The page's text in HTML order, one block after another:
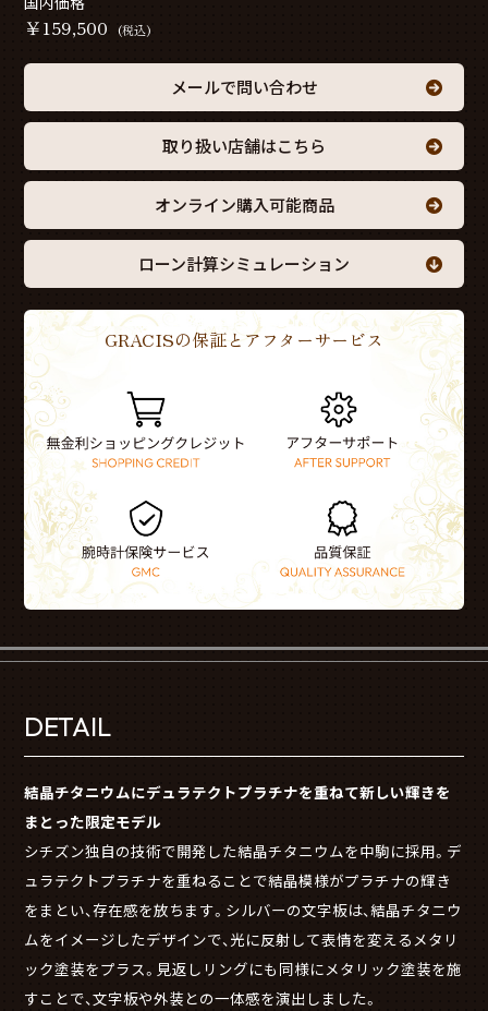
￥159,500 (税込)
メールで問い合わせ
取り扱い店舗はこちら
オンライン購入可能商品
ローン計算シミュレーション
GRACISの保証とアフターサービス
DETAIL
結晶チタニウムにデュラテクトプラチナを重ねて新しい輝きを
まとった限定モデル
シチズン独自の技術で開発した結晶チタニウムを中駒に採用。デ
ュラテクトプラチナを重ねることで結晶模様がプラチナの輝き
をまとい、存在感を放ちます。シルバーの文字板は、結晶チタニウ
ムをイメージしたデザインで、光に反射して表情を変えるメタリ
ック塗装をプラス。見返しリングにも同様にメタリック塗装を施
すことで、文字板や外装との一体感を演出しました。